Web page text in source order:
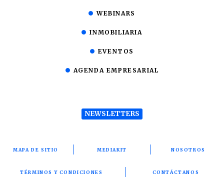
WEBINARS
INMOBILIARIA
EVENTOS
AGENDA EMPRESARIAL
NEWSLETTERS
MAPA DE SITIO MEDIAKIT NOSOTROS
TÉRMINOS Y CONDICIONES CONTÁCTANOS